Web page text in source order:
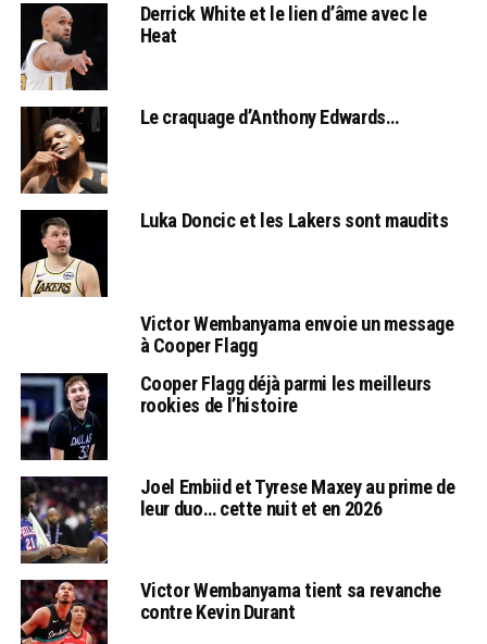
Derrick White et le lien d’âme avec le
Heat
Le craquage d’Anthony Edwards…
Luka Doncic et les Lakers sont maudits
Victor Wembanyama envoie un message
à Cooper Flagg
Cooper Flagg déjà parmi les meilleurs
rookies de l’histoire
Joel Embiid et Tyrese Maxey au prime de
leur duo… cette nuit et en 2026
Victor Wembanyama tient sa revanche
contre Kevin Durant